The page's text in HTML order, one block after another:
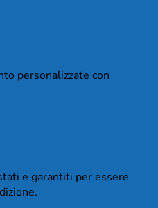
personalizzate con
e garantiti per essere